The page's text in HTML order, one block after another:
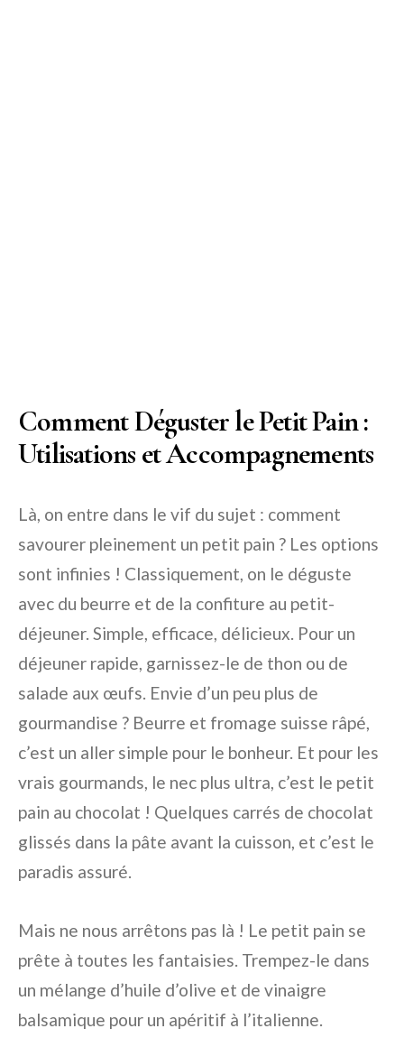
Comment Déguster le Petit Pain :
Utilisations et Accompagnements
Là, on entre dans le vif du sujet : comment
savourer pleinement un petit pain ? Les options
sont infinies ! Classiquement, on le déguste
avec du beurre et de la confiture au petit-
déjeuner. Simple, efficace, délicieux. Pour un
déjeuner rapide, garnissez-le de thon ou de
salade aux œufs. Envie d’un peu plus de
gourmandise ? Beurre et fromage suisse râpé,
c’est un aller simple pour le bonheur. Et pour les
vrais gourmands, le nec plus ultra, c’est le petit
pain au chocolat ! Quelques carrés de chocolat
glissés dans la pâte avant la cuisson, et c’est le
paradis assuré.
Mais ne nous arrêtons pas là ! Le petit pain se
prête à toutes les fantaisies. Trempez-le dans
un mélange d’huile d’olive et de vinaigre
balsamique pour un apéritif à l’italienne.